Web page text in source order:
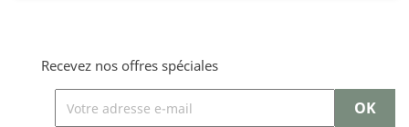
Recevez nos offres spéciales